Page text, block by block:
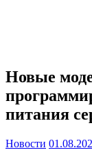
Новые
питания
Новости